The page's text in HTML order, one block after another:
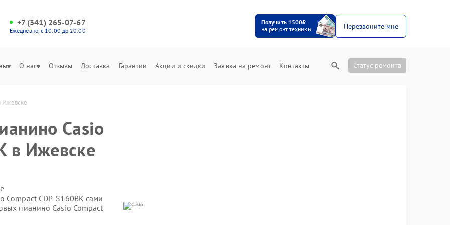
+7 (341) 265-07-67
Ежедневно, с 10:00 до 20:00
Получить 1500₽
на ремонт техники
Перезвоните мне
О нас Отзывы Доставка Гарантии Акции и скидки Заявка на ремонт Контакты Статус ремонта
Ижевске
Casio
в Ижевске
CDP-S160BK сами
пианино Casio Compact